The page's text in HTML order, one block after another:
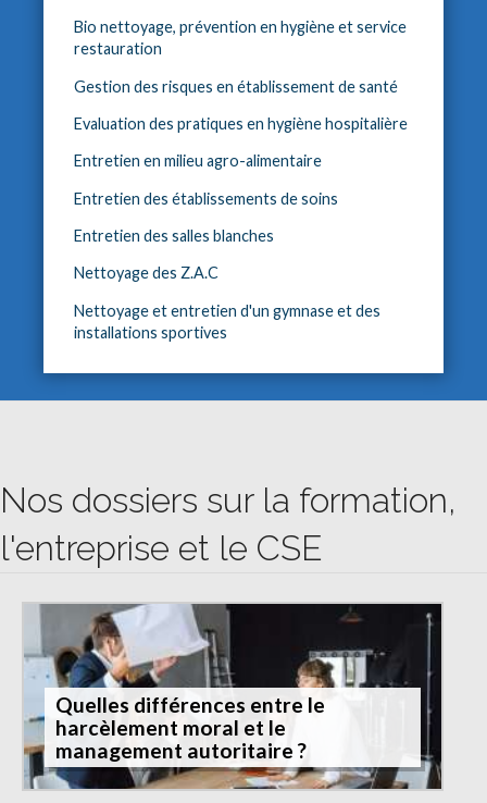
Bio nettoyage, prévention en hygiène et service
restauration
Gestion des risques en établissement de santé
Evaluation des pratiques en hygiène hospitalière
Entretien en milieu agro-alimentaire
Entretien des établissements de soins
Entretien des salles blanches
Nettoyage des Z.A.C
Nettoyage et entretien d'un gymnase et des
installations sportives
Nos dossiers sur la formation,
l'entreprise et le CSE
Quelles différences entre le
harcèlement moral et le
management autoritaire ?